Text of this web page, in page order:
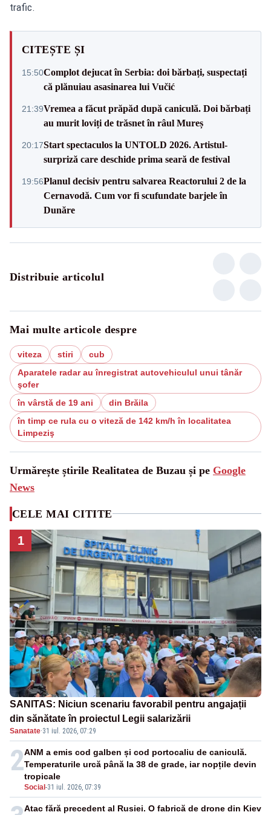
trafic.
CITEȘTE ȘI
15:50Complot dejucat în Serbia: doi bărbați, suspectați
că plănuiau asasinarea lui Vučić
21:39Vremea a făcut prăpăd după caniculă. Doi bărbați
au murit loviți de trăsnet în râul Mureș
20:17Start spectaculos la UNTOLD 2026. Artistul-
surpriză care deschide prima seară de festival
19:56Planul decisiv pentru salvarea Reactorului 2 de la
Cernavodă. Cum vor fi scufundate barjele în
Dunăre
Distribuie articolul
Mai multe articole despre
viteza stiri
cub
Aparatele radar au înregistrat autovehiculul unui tânăr
şofer
în vârstă de 19 ani
din Brăila
în timp ce rula cu o viteză de 142 km/h în localitatea
Limpeziş
Urmărește știrile Realitatea de Buzau și pe Google
News
CELE MAI CITITE
1
SANITAS: Niciun scenariu favorabil pentru angajații
din sănătate în proiectul Legii salarizării
Sanatate·31 iul. 2026, 07:29
2
Social -31 iul. 2026, 07:39
ANM a emis cod galben și cod portocaliu de caniculă.
Temperaturile urcă până la 38 de grade, iar nopțile devin
tropicale
Atac fără precedent al Rusiei. O fabrică de drone din Kiev